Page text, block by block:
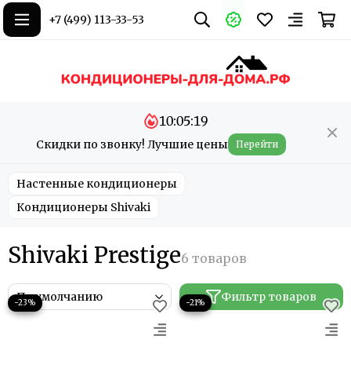
+7 (499) 113-33-53
Скидки по звонку! Лучшие цены
10:05:19
Перейти
Настенные кондиционеры
Кондиционеры Shivaki
Shivaki Prestige
Фильтр товаров
−23% −21%